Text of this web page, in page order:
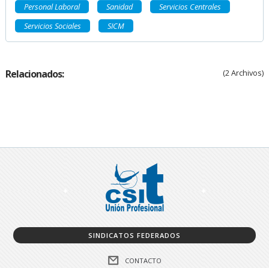
Personal Laboral
Sanidad
Servicios Centrales
Servicios Sociales
SICM
Relacionados: (2 Archivos)
SINDICATOS FEDERADOS
CONTACTO